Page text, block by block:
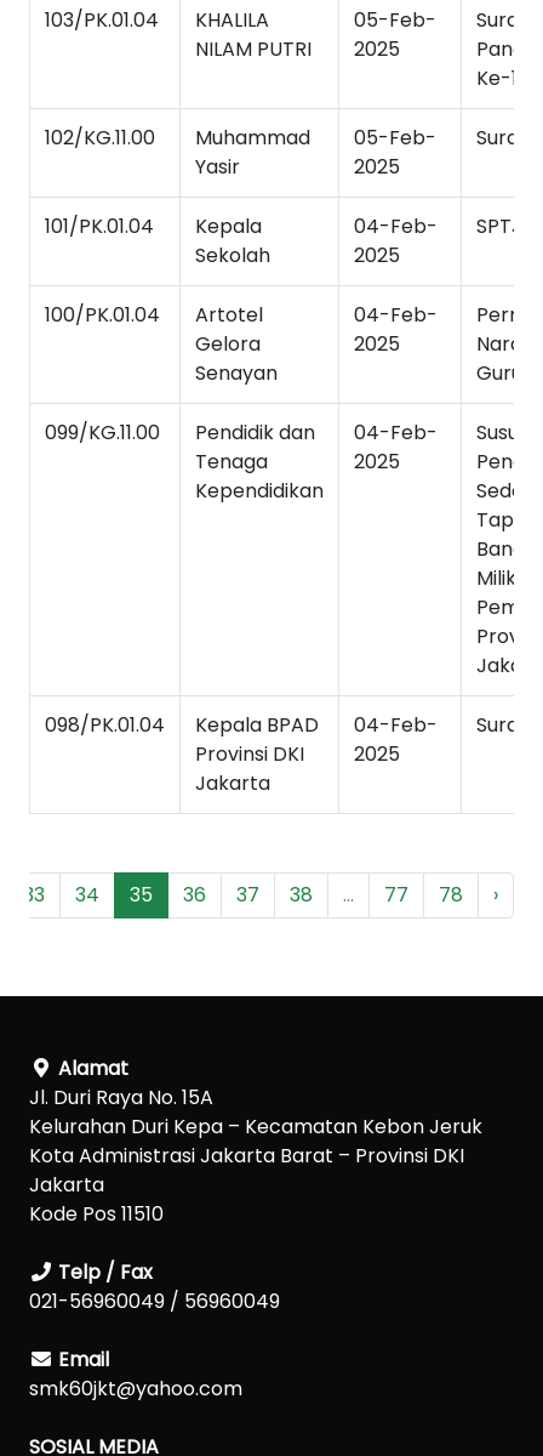
103/PK.01.04
KHALILA
NILAM PUTRI
05-Feb-
2025
Surat
Ke-1
102/KG.11.00
Muhammad
Yasir
05-Feb-
2025
Surat
101/PK.01.04
Kepala
Sekolah
04-Feb-
2025
SPTJM
100/PK.01.04
Artotel
Gelora
Senayan
04-Feb-
2025
Guru
099/KG.11.00
Pendidik dan
Tenaga
Kependidikan
04-Feb-
2025
Tapak
Milik
098/PK.01.04
Kepala BPAD
Provinsi DKI
Jakarta
04-Feb-
2025
Surat
33 34 35 36 37 38 ... 77 78 ›
Alamat
Jl. Duri Raya No. 15A
Kelurahan Duri Kepa – Kecamatan Kebon Jeruk
Kota Administrasi Jakarta Barat – Provinsi DKI
Jakarta
Kode Pos 11510
Telp / Fax
021-56960049 / 56960049
Email
smk60jkt@yahoo.com
SOSIAL MEDIA